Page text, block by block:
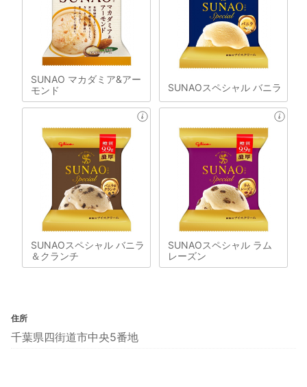
SUNAO マカダミア&アー
モンド
SUNAOスペシャル バニラ
SUNAOスペシャル バニラ
＆クランチ
SUNAOスペシャル ラム
レーズン
住所
千葉県四街道市中央5番地